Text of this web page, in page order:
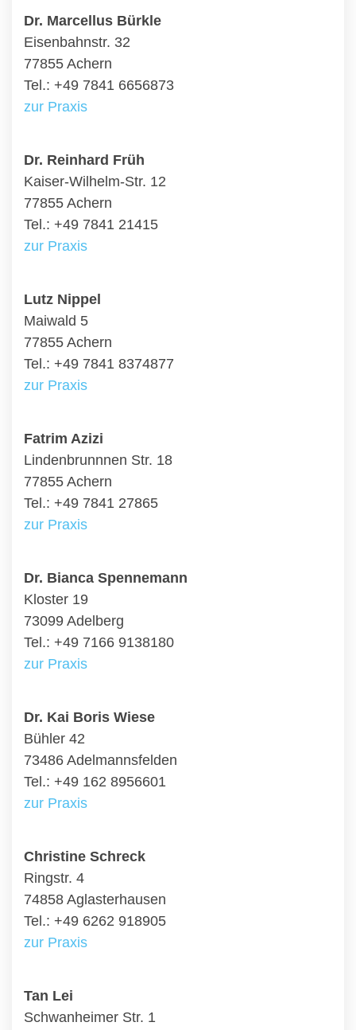
Dr. Marcellus Bürkle
Eisenbahnstr. 32
77855 Achern
Tel.: +49 7841 6656873
zur Praxis
Dr. Reinhard Früh
Kaiser-Wilhelm-Str. 12
77855 Achern
Tel.: +49 7841 21415
zur Praxis
Lutz Nippel
Maiwald 5
77855 Achern
Tel.: +49 7841 8374877
zur Praxis
Fatrim Azizi
Lindenbrunnnen Str. 18
77855 Achern
Tel.: +49 7841 27865
zur Praxis
Dr. Bianca Spennemann
Kloster 19
73099 Adelberg
Tel.: +49 7166 9138180
zur Praxis
Dr. Kai Boris Wiese
Bühler 42
73486 Adelmannsfelden
Tel.: +49 162 8956601
zur Praxis
Christine Schreck
Ringstr. 4
74858 Aglasterhausen
Tel.: +49 6262 918905
zur Praxis
Tan Lei
Schwanheimer Str. 1